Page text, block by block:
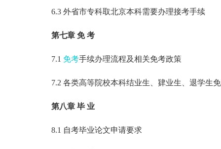
6.3 外省市专科取北京本科需要办理接考手续
第七章 免 考
7.1 免考手续办理流程及相关免考政策
7.2 各类高等院校本科结业生、肄业生、退学生免
第八章 毕 业
8.1 自考毕业论文申请要求